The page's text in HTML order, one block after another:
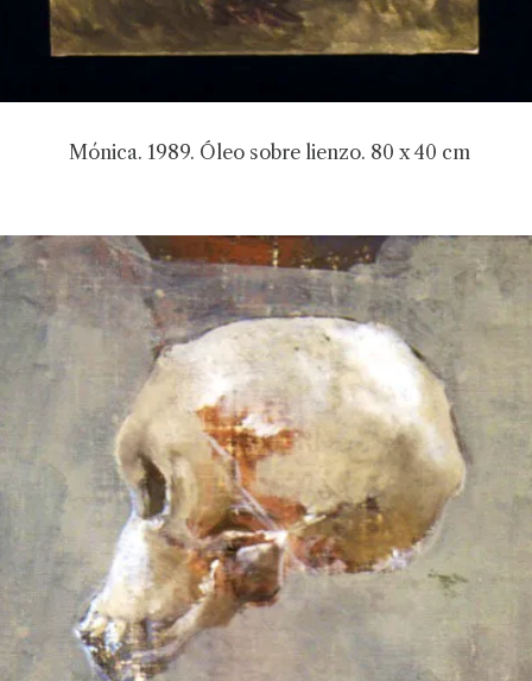
Mónica. 1989. Óleo sobre lienzo. 80 x 40 cm